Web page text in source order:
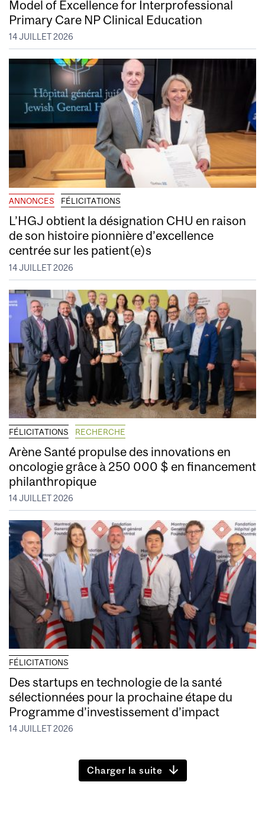
Model of Excellence for Interprofessional
Primary Care NP Clinical Education
14 JUILLET 2026
ANNONCES FÉLICITATIONS
L’HGJ obtient la désignation CHU en raison
de son histoire pionnière d’excellence
centrée sur les patient(e)s
14 JUILLET 2026
FÉLICITATIONS RECHERCHE
Arène Santé propulse des innovations en
oncologie grâce à 250 000 $ en financement
philanthropique
14 JUILLET 2026
FÉLICITATIONS
Des startups en technologie de la santé
sélectionnées pour la prochaine étape du
Programme d’investissement d’impact
14 JUILLET 2026
Charger la suite